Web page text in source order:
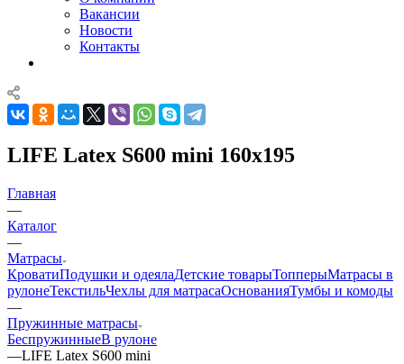
Вакансии
Новости
Контакты
LIFE Latex S600 mini 160x195
Главная
—
Каталог
—
Матрасы
КроватиПодушки и одеялаДетские товарыТопперыМатрасы в
рулонеТекстильЧехлы для матрасаОснованияТумбы и комоды
—
Пружинные матрасы
БеспружинныеВ рулоне
—LIFE Latex S600 mini